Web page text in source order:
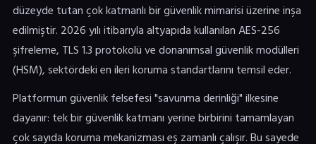
düzeyde tutan çok katmanlı bir güvenlik mimarisi üzerine inşa
edilmiştir. 2026 yılı itibarıyla altyapıda kullanılan AES-256
şifreleme, TLS 1.3 protokolü ve donanımsal güvenlik modülleri
(HSM), sektördeki en ileri koruma standartlarını temsil eder.
Platformun güvenlik felsefesi "savunma derinliği" ilkesine
dayanır: tek bir güvenlik katmanı yerine birbirini tamamlayan
çok sayıda koruma mekanizması eş zamanlı çalışır. Bu sayede